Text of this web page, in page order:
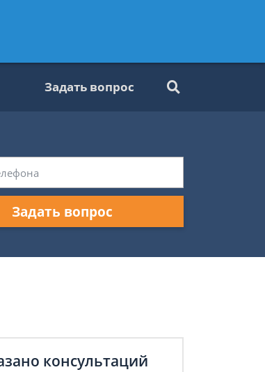
Задать вопрос
Задать вопрос
консультаций